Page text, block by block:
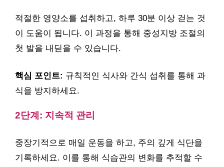
적절한 영양소를 섭취하고, 하루 30분 이상 걷는 것
이 도움이 됩니다. 이 과정을 통해 중성지방 조절의
첫 발을 내딛을 수 있습니다.
핵심 포인트: 규칙적인 식사와 간식 섭취를 통해 과
식을 방지하세요.
2단계: 지속적 관리
중장기적으로 매일 운동을 하고, 주의 깊게 식단을
기록하세요. 이를 통해 식습관의 변화를 추적할 수